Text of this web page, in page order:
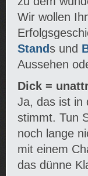
Wir wollen
Stands und
Aussehen
Dick =
Ja, das ist in
stimmt. Tun
noch lange
mit einem
das dünne